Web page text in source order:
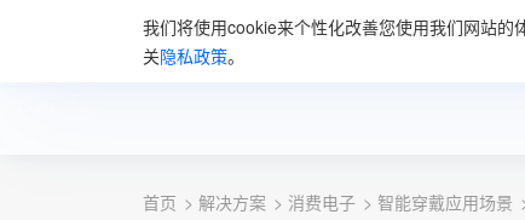
我们将使用cookie来个性化改善您使用我们网站
关隐私政策。 首页 解决
首页 解决方案 消费电子 智能穿戴应用场景